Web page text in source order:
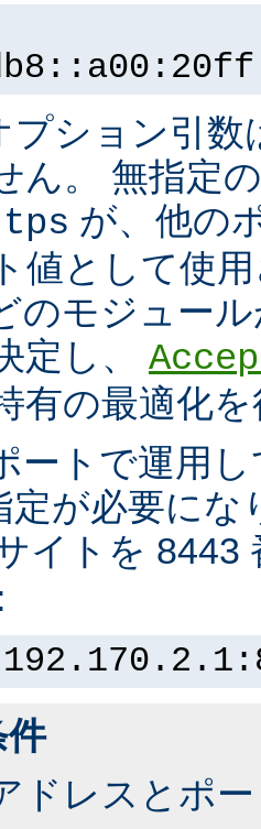
ション引数
ん。 無指定
が、他の
値として使
のモジュー
定し、
有の最適化
ートで運用
定が必要に
イトを 8443
件
ドレスとポ